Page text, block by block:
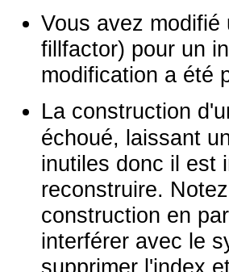
Vous avez
fillfactor) pour un
modification a été
La construction
échoué, laissant
inutiles donc il est
reconstruire.
construction en
interférer avec le
supprimer l'index